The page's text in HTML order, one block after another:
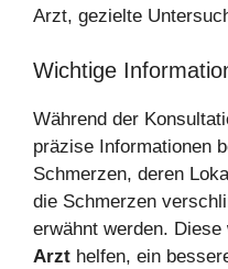
Arzt, gezielte
Wichtige
Während der
präzise Informationen
Schmerzen, deren
die Schmerzen
erwähnt werden. Diese
Arzt helfen, ein